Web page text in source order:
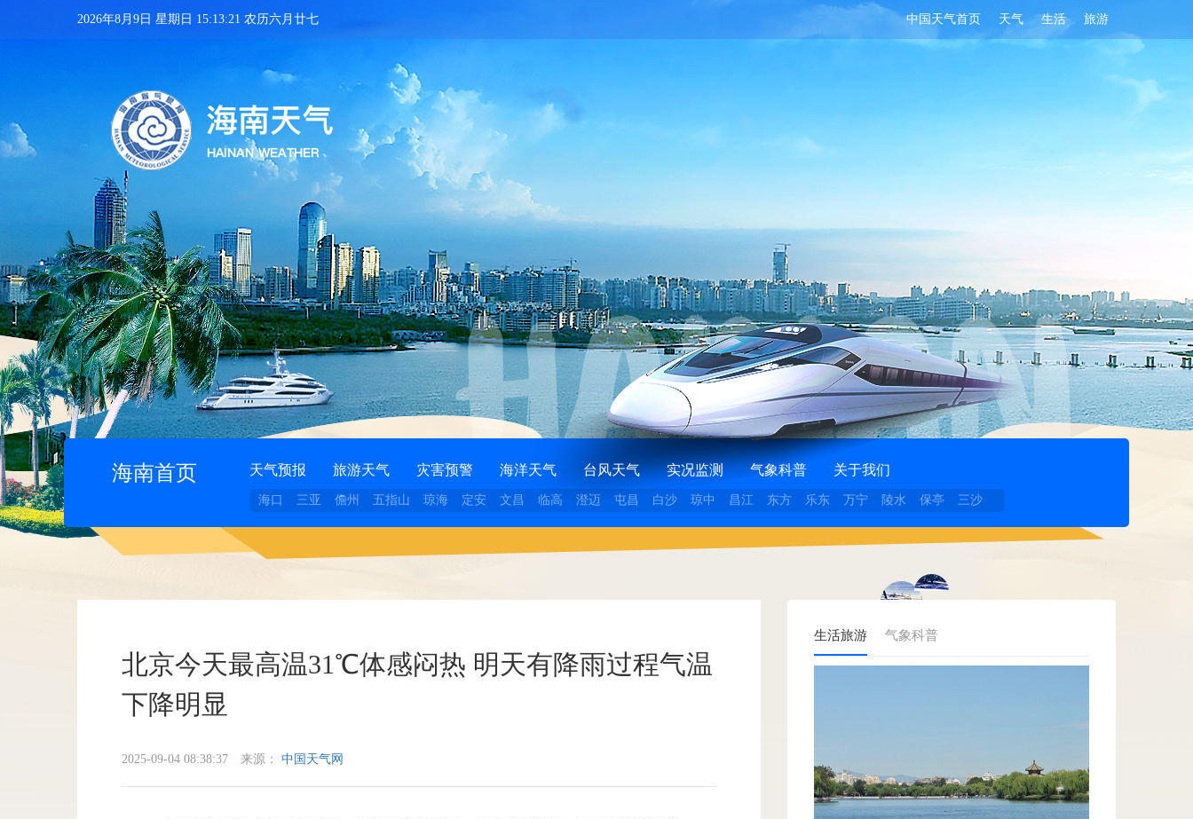
中国天气首页 天气 生活 旅游
2026年8月9日 星期日 15:13:22 农历六月廿七
海南首页 天气预报 旅游天气 灾害预警 海洋天气 台风天气 实况监测 气象科普 关于我们
海口 三亚 儋州 五指山 琼海 定安 文昌 临高 澄迈 屯昌 白沙 琼中 昌江 东方 乐东 万宁 陵水 保亭 三沙
北京今天最高温31℃体感闷热 明天有降雨过程气温
下降明显
2025-09-04 08:38:37 来源： 中国天气网
生活旅游 气象科普